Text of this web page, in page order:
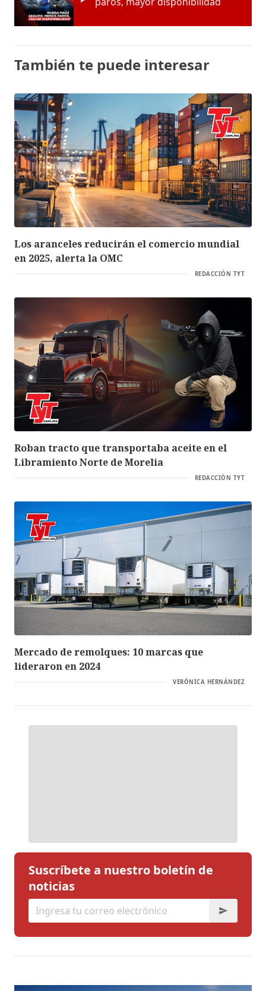
También te puede interesar
Los aranceles reducirán el comercio mundial
en 2025, alerta la OMC
REDACCIÓN TYT
Roban tracto que transportaba aceite en el
Libramiento Norte de Morelia
REDACCIÓN TYT
Mercado de remolques: 10 marcas que
lideraron en 2024
VERÓNICA HERNÁNDEZ
Suscríbete a nuestro boletín de
noticias